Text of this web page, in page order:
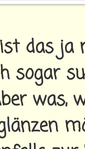
das ja
sogar